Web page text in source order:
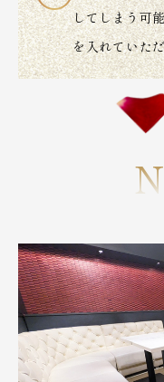
してしまう可
を入れていた